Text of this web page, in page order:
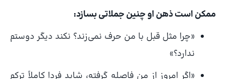
ممکن است ذهن او چنین جملاتی بسازد:
«چرا مثل قبل با من حرف نمی‌زند؟ نکند دیگر دوستم
ندارد؟»
«اگر امروز از من فاصله گرفته، شاید فردا کاملاً ترکم